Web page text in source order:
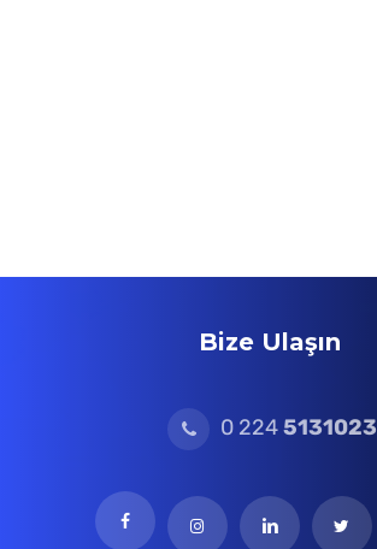
Bize Ulaşın
0 2245131023